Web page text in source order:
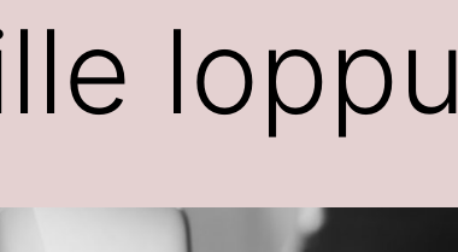
loppu